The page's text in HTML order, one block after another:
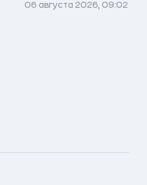
06 августа 2026, 09:02